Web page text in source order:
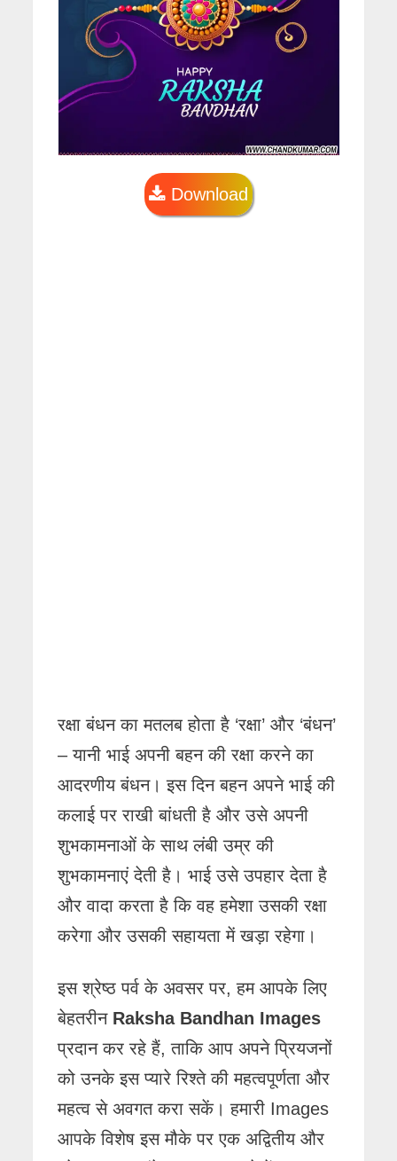
Download
रक्षा बंधन का मतलब होता है ‘रक्षा’ और ‘बंधन’
– यानी भाई अपनी बहन की रक्षा करने का
आदरणीय बंधन। इस दिन बहन अपने भाई की
कलाई पर राखी बांधती है और उसे अपनी
शुभकामनाओं के साथ लंबी उम्र की
शुभकामनाएं देती है। भाई उसे उपहार देता है
और वादा करता है कि वह हमेशा उसकी रक्षा
करेगा और उसकी सहायता में खड़ा रहेगा।
इस श्रेष्ठ पर्व के अवसर पर, हम आपके लिए
बेहतरीन Raksha Bandhan Images
प्रदान कर रहे हैं, ताकि आप अपने प्रियजनों
को उनके इस प्यारे रिश्ते की महत्वपूर्णता और
महत्व से अवगत करा सकें। हमारी Images
आपके विशेष इस मौके पर एक अद्वितीय और